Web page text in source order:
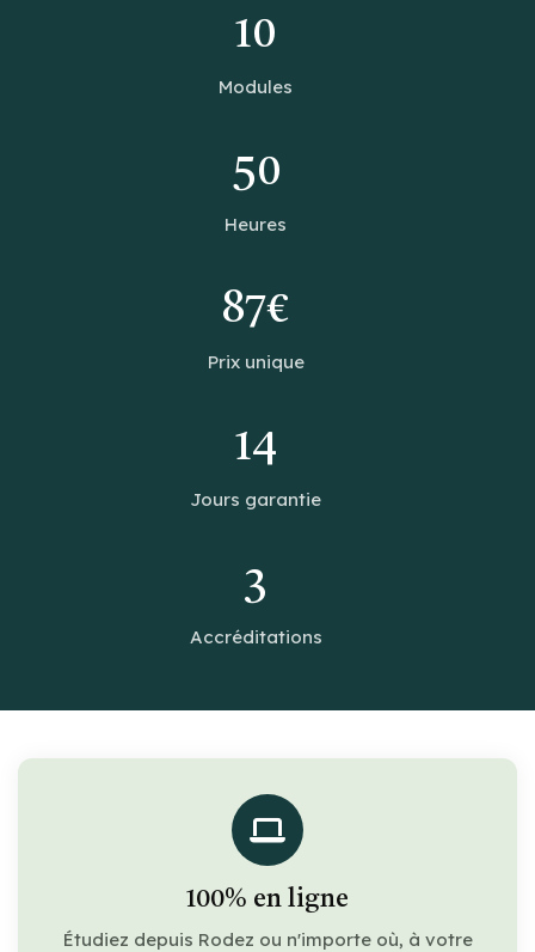
10
Modules
50
Heures
87€
Prix unique
14
Jours garantie
3
Accréditations
100% en ligne
Étudiez depuis Rodez ou n'importe où, à votre